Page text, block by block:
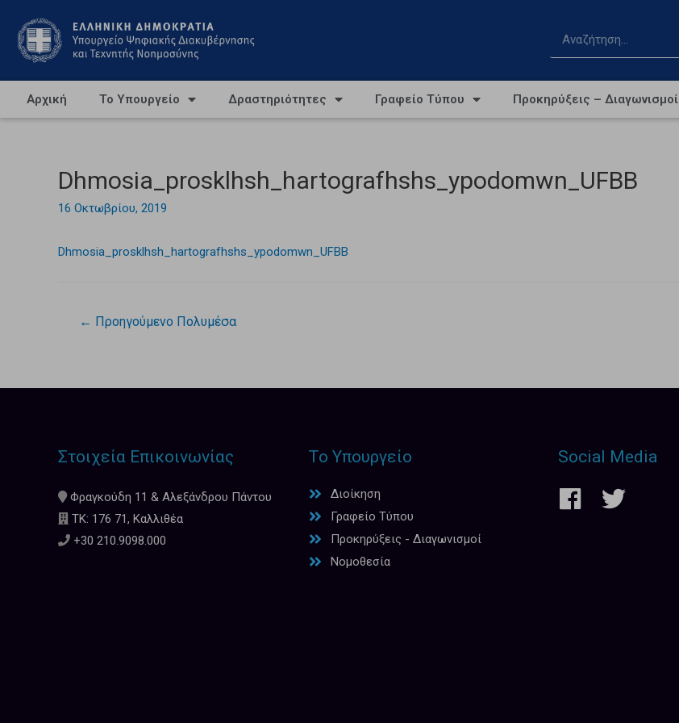
Αρχική Το Υπουργείο Δραστηριότητες Γραφείο Τύπου Προκηρύξεις – Διαγωνισμοί
Dhmosia_prosklhsh_hartografhshs_ypodomwn_UFBB
16 Οκτωβρίου, 2019
Dhmosia_prosklhsh_hartografhshs_ypodomwn_UFBB
← Προηγούμενο Πολυμέσα
Στοιχεία Επικοινωνίας
Φραγκούδη 11 & Αλεξάνδρου Πάντου
ΤΚ: 176 71, Καλλιθέα
+30 210.9098.000
Το Υπουργείο
Διοίκηση
Γραφείο Τύπου
Προκηρύξεις - Διαγωνισμοί
Νομοθεσία
Social Media